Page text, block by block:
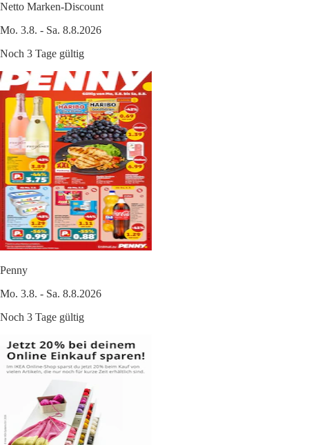
Netto Marken-Discount
Mo. 3.8. - Sa. 8.8.2026
Noch 3 Tage gültig
Penny
Mo. 3.8. - Sa. 8.8.2026
Noch 3 Tage gültig